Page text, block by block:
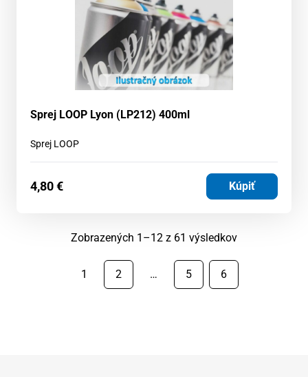
Sprej LOOP Lyon (LP212) 400ml
Sprej LOOP
4,80€ Kúpiť
Zobrazených 1–12 z 61 výsledkovZoradené
1 2 … 5 6